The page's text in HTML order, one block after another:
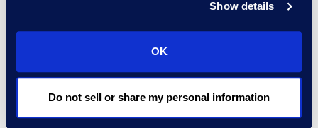
Show details
OK
Do not sell or share my personal information
serviços de
excelência
Grande parte do valor de trabalhar